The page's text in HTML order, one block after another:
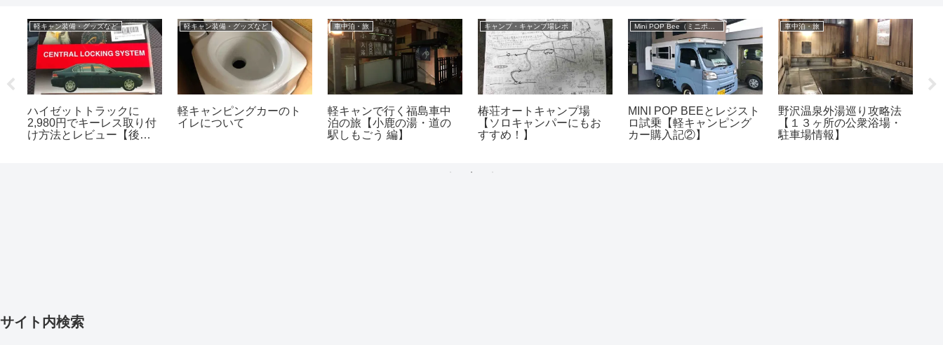
軽キャン装備・グッズなど
ハイゼットトラックに
2,980円でキーレス取り付
け方法とレビュー【後付
軽キャン装備・グッズなど
軽キャンピングカーのト
イレについて
車中泊・旅
軽キャンで行く福島車中
泊の旅【小鹿の湯・道の
駅しもごう 編】
キャンプ・キャンプ場レポ
椿荘オートキャンプ場
【ソロキャンパーにもお
すすめ！】
MINI POP BEEとレジスト
ロ試乗【軽キャンピング
カー購入記②】
車中泊・旅
野沢温泉外湯巡り攻略法
【１３ヶ所の公衆浴場・
駐車場情報】
サイト内検索